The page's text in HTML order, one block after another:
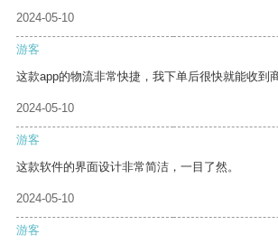
2024-05-10
游客
这款app的物流非常快捷，我下单后很快就能收到商
2024-05-10
游客
这款软件的界面设计非常简洁，一目了然。
2024-05-10
游客